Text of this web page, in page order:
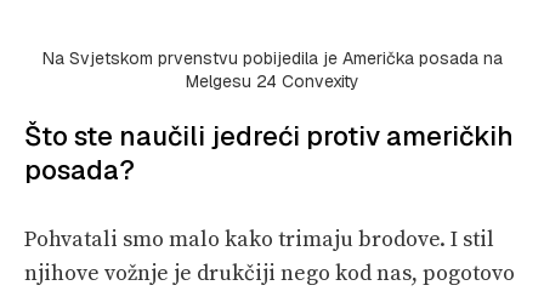
Na Svjetskom prvenstvu pobijedila je Američka posada na
Melgesu 24 Convexity
Što ste naučili jedreći protiv američkih
posada?
Pohvatali smo malo kako trimaju brodove. I stil
njihove vožnje je drukčiji nego kod nas, pogotovo